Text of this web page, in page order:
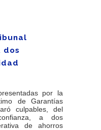
dos
por la
de Garantías
culpables, del
a dos
de ahorros